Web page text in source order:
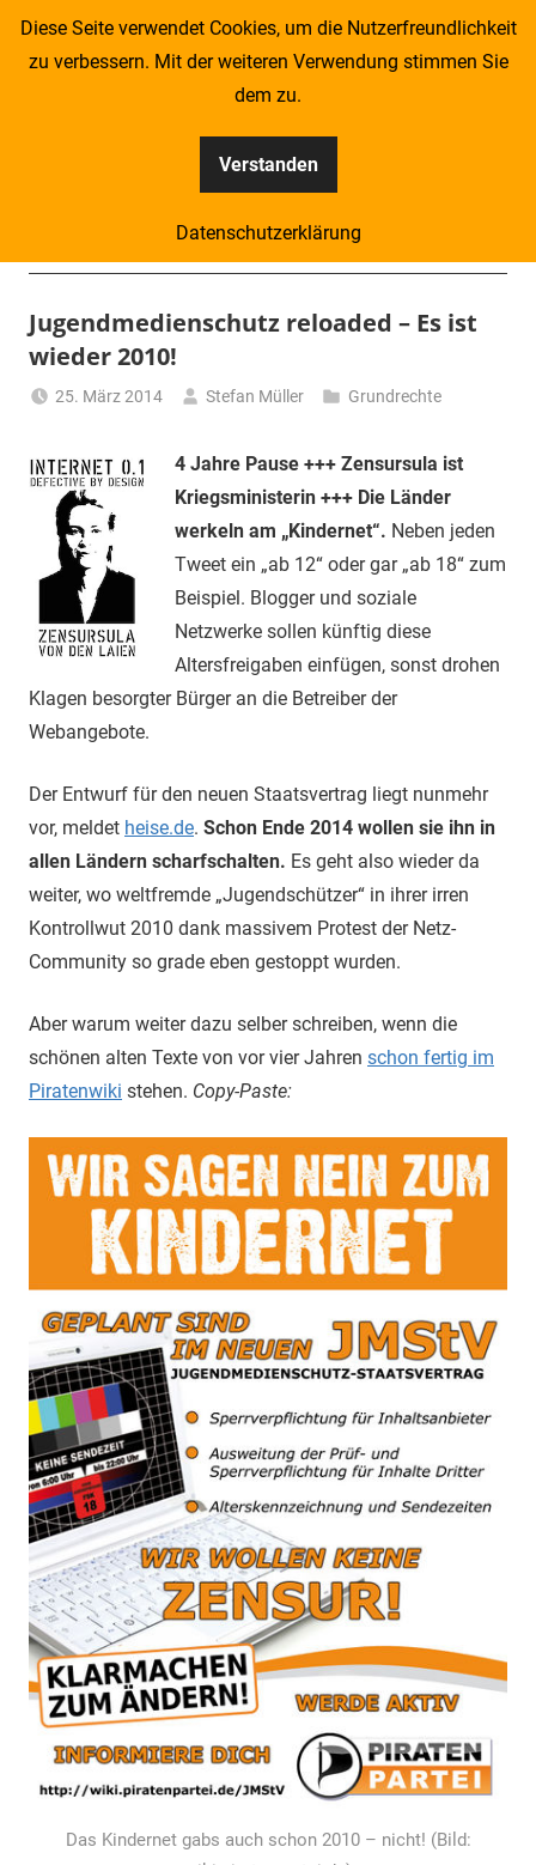
Zum
Kompass
–
Zeitung
für
Jugendmedienschutz reloaded – Es ist
wieder 2010!
25. März 2014 Stefan Müller Grundrechte
4 Jahre Pause +++ Zensursula ist
Kriegsministerin +++ Die Länder
werkeln am „Kindernet“. Neben jeden
Tweet ein „ab 12“ oder gar „ab 18“ zum
Beispiel. Blogger und soziale
Netzwerke sollen künftig diese
Altersfreigaben einfügen, sonst drohen
Klagen besorgter Bürger an die Betreiber der
Webangebote.
Der Entwurf für den neuen Staatsvertrag liegt nunmehr
vor, meldet heise.de. Schon Ende 2014 wollen sie ihn in
allen Ländern scharfschalten. Es geht also wieder da
weiter, wo weltfremde „Jugendschützer“ in ihrer irren
Kontrollwut 2010 dank massivem Protest der Netz-
Community so grade eben gestoppt wurden.
Aber warum weiter dazu selber schreiben, wenn die
schönen alten Texte von vor vier Jahren schon fertig im
Piratenwiki stehen. Copy-Paste:
Das Kindernet gabs auch schon 2010 – nicht! (Bild:
Diese Seite verwendet Cookies, um die Nutzerfreundlichkeit
zu verbessern. Mit der weiteren Verwendung stimmen Sie
dem zu.
Verstanden
Datenschutzerklärung